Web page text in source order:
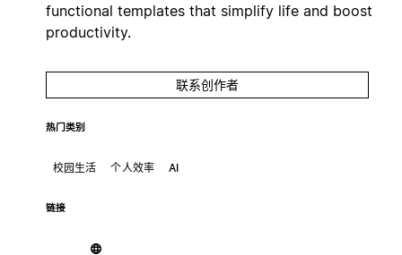
functional templates that simplify life and boost
productivity.
联系创作者
热门类别
校园生活 个人效率 AI
链接